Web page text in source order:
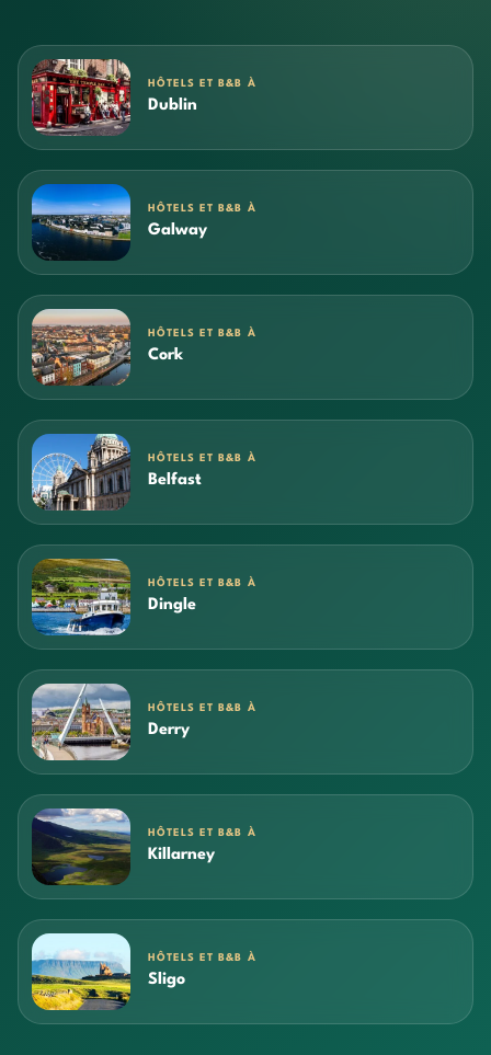
HÔTELS ET B&B À
Dublin
HÔTELS ET B&B À
Galway
HÔTELS ET B&B À
Cork
HÔTELS ET B&B À
Belfast
HÔTELS ET B&B À
Dingle
HÔTELS ET B&B À
Derry
HÔTELS ET B&B À
Killarney
HÔTELS ET B&B À
Sligo